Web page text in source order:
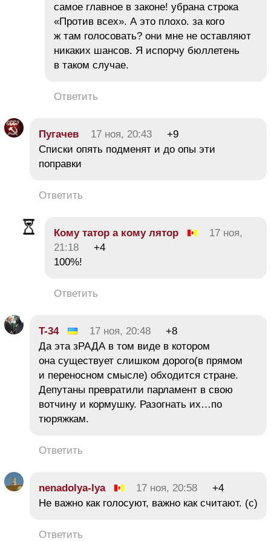
самое главное в законе! убрана строка
«Против всех». А это плохо. за кого
ж там голосовать? они мне не оставляют
никаких шансов. Я испорчу бюллетень
в таком случае.
Ответить
Пугачев 17 ноя, 20:43
+9
Списки опять подменят и до опы эти
поправки
Ответить
Кому татор а кому лятор
17 ноя,
21:18
+4
100%!
Ответить
T-34 17 ноя, 20:48
+8
Да эта зРАДА в том виде в котором
она существует слишком дорого(в прямом
и переносном смысле) обходится стране.
Депутаны превратили парламент в свою
вотчину и кормушку. Разогнать их…по
тюряжкам.
Ответить
nenadolya-lya 17 ноя, 20:58
+4
Не важно как голосуют, важно как считают. (с)
Ответить